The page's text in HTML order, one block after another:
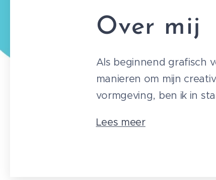
Over mij
Als beginnend grafisch
manieren om mijn
vormgeving, ben ik in
Lees meer